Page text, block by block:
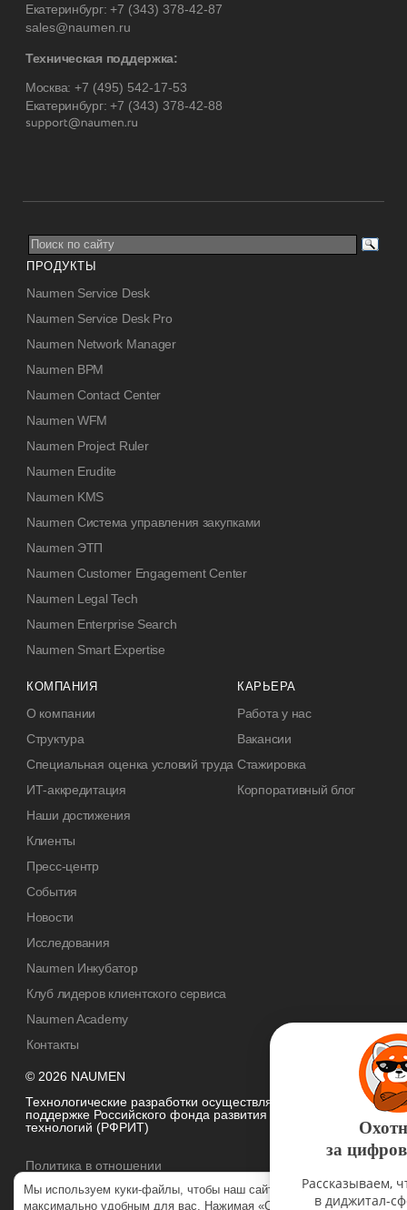
Екатеринбург:+7 (343) 378-42-87
sales@naumen.ru
Техническая поддержка:
Москва: +7 (495) 542-17-53
Екатеринбург:+7 (343) 378-42-88
© 2026 NAUMEN
Технологические разработки осуществляются при грантовой
поддержке Российского фонда развития информационных
технологий (РФРИТ)
Политика в отношении
ПРОДУКТЫ
Naumen Service Desk
Naumen Service Desk Pro
Naumen Network Manager
Naumen BPM
Naumen Contact Center
Naumen WFM
Naumen Project Ruler
Naumen Erudite
Naumen KMS
Naumen Система управления закупками
Naumen ЭТП
Naumen Customer Engagement Center
Naumen Legal Tech
Naumen Enterprise Search
Naumen Smart Expertise
КОМПАНИЯ
О компании
Структура
Специальная оценка условий труда
ИТ-аккредитация
Наши достижения
Клиенты
Пресс-центр
События
Новости
Исследования
Naumen Инкубатор
Клуб лидеров клиентского сервиса
Naumen Academy
Контакты
КАРЬЕРА
Работа у нас
Вакансии
Стажировка
Корпоративный блог
Мы используем куки-файлы, чтобы наш сайт был
максимально удобным для вас. Нажимая «Согласен», вы
за цифровизацией
Рассказываем, что происходит
в диджитал-сфере: обзоры